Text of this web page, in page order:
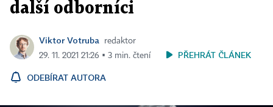
další odborníci
Viktor Votruba
redaktor
29. 11. 2021 21:26 ▪ 3 min. čtení
PŘEHRÁT ČLÁNEK
ODEBÍRAT AUTORA